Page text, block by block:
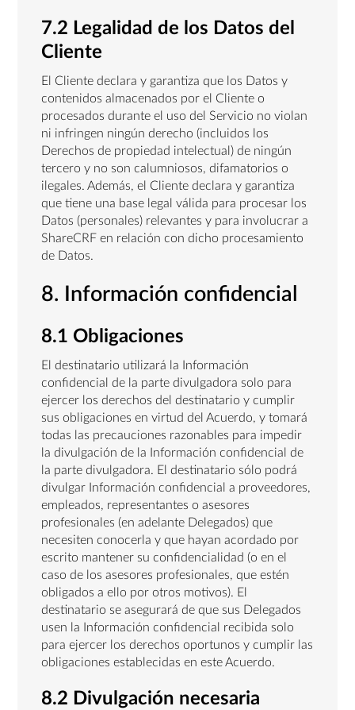
7.2 Legalidad de los Datos del
Cliente
El Cliente declara y garantiza que los Datos y
contenidos almacenados por el Cliente o
procesados durante el uso del Servicio no violan
ni infringen ningún derecho (incluidos los
Derechos de propiedad intelectual) de ningún
tercero y no son calumniosos, difamatorios o
ilegales. Además, el Cliente declara y garantiza
que tiene una base legal válida para procesar los
Datos (personales) relevantes y para involucrar a
ShareCRF en relación con dicho procesamiento
de Datos.
8. Información confidencial
8.1 Obligaciones
El destinatario utilizará la Información
confidencial de la parte divulgadora solo para
ejercer los derechos del destinatario y cumplir
sus obligaciones en virtud del Acuerdo, y tomará
todas las precauciones razonables para impedir
la divulgación de la Información confidencial de
la parte divulgadora. El destinatario sólo podrá
divulgar Información confidencial a proveedores,
empleados, representantes o asesores
profesionales (en adelante Delegados) que
necesiten conocerla y que hayan acordado por
escrito mantener su confidencialidad (o en el
caso de los asesores profesionales, que estén
obligados a ello por otros motivos). El
destinatario se asegurará de que sus Delegados
usen la Información confidencial recibida solo
para ejercer los derechos oportunos y cumplir las
obligaciones establecidas en este Acuerdo.
8.2 Divulgación necesaria